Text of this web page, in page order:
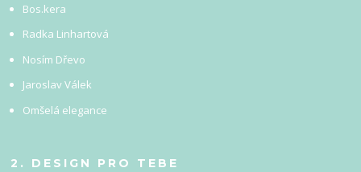
Bos.kera
Radka Linhartová
Nosím Dřevo
Jaroslav Válek
Omšelá elegance
2. DESIGN PRO TEBE